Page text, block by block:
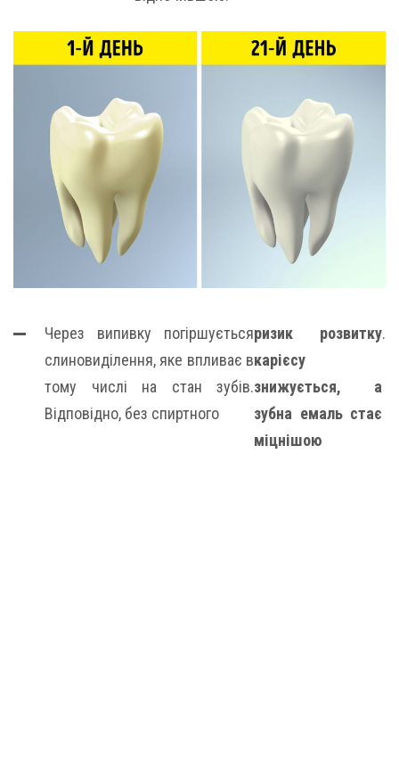
Через випивку погіршується
слиновиділення, яке впливає в
тому числі на стан зубів.
Відповідно, без спиртного
ризик розвитку
карієсу
знижується, а
зубна емаль стає
міцнішою
.